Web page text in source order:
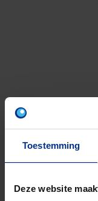
Toestemming
Deze website
TORX-
PP TORX-
UV bestendig: